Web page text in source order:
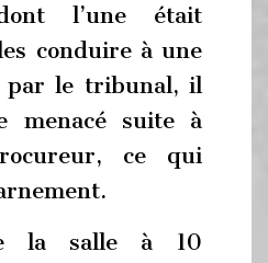
l’une était
conduire à une
par le tribunal, il
menacé suite à
ce qui
la salle à 10